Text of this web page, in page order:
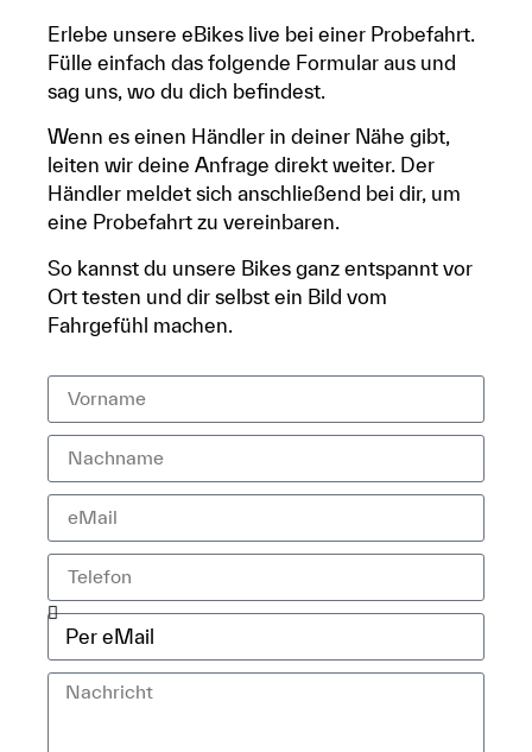
Erlebe unsere eBikes live bei einer Probefahrt.
Fülle einfach das folgende Formular aus und
sag uns, wo du dich befindest.
Wenn es einen Händler in deiner Nähe gibt,
leiten wir deine Anfrage direkt weiter. Der
Händler meldet sich anschließend bei dir, um
eine Probefahrt zu vereinbaren.
So kannst du unsere Bikes ganz entspannt vor
Ort testen und dir selbst ein Bild vom
Fahrgefühl machen.